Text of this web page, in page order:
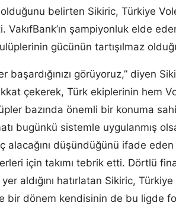
belirten Sikiric, Türkiye
VakıfBank’ın şampiyonluk elde
gücünün tartışılmaz
başardığınızı görüyoruz,” diyen
çekerek, Türk ekiplerinin hem
bazında önemli bir konuma
bugünkü sistemle uygulanmış
alacağını düşündüğünü ifade
için takımı tebrik etti. Dörtlü
aldığını hatırlatan Sikiric,
bir dönem kendisinin de bu ligde